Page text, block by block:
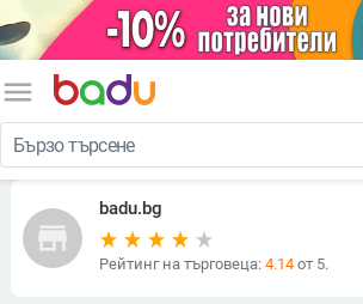
menu
store
badu.bg
Рейтинг на търговеца: 4.14от 5.